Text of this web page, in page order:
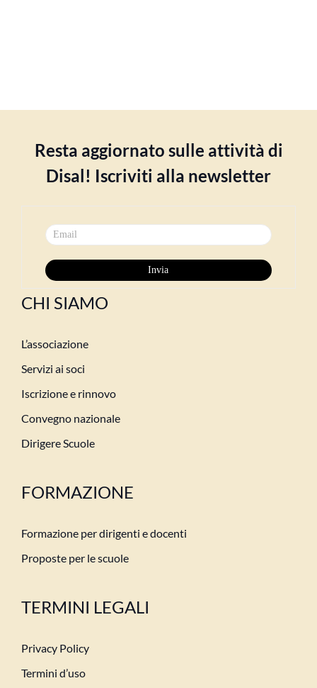
Resta aggiornato sulle attività di
Disal! Iscriviti alla newsletter
CHI SIAMO
L’associazione
Servizi ai soci
Iscrizione e rinnovo
Convegno nazionale
Dirigere Scuole
FORMAZIONE
Formazione per dirigenti e docenti
Proposte per le scuole
TERMINI LEGALI
Privacy Policy
Termini d’uso